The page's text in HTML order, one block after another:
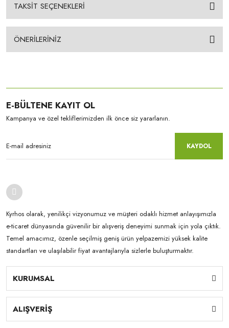
TAKSİT SEÇENEKLERİ
ÖNERİLERİNİZ
E-BÜLTENE KAYIT OL
Kampanya ve özel tekliflerimizden ilk önce siz yararlanın.
KAYDOL
Kyrhos olarak, yenilikçi vizyonumuz ve müşteri odaklı hizmet anlayışımızla
e-ticaret dünyasında güvenilir bir alışveriş deneyimi sunmak için yola çıktık.
Temel amacımız, özenle seçilmiş geniş ürün yelpazemizi yüksek kalite
standartları ve ulaşılabilir fiyat avantajlarıyla sizlerle buluşturmaktır.
KURUMSAL
ALIŞVERİŞ